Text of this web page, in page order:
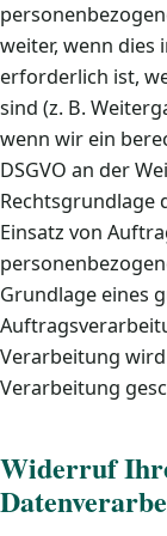
weiter, wenn dies
erforderlich ist,
sind (z. B.
wenn wir ein
DSGVO an der
Rechtsgrundlage
Einsatz von
Grundlage eines
Verarbeitung
Verarbeitung
Widerruf